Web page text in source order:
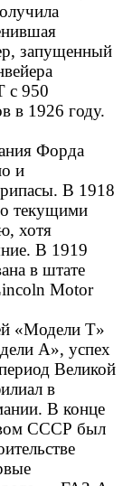
запущенный
с 950
в 1926 году.
Форда
и
В 1918
текущими
хотя
В 1919
в штате
Motor
«Модели Т»
А», успех
Великой
в
В конце
СССР был